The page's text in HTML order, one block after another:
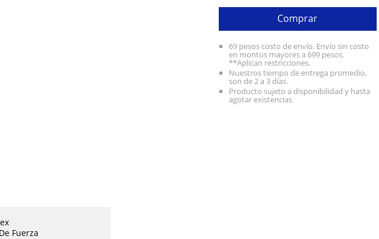
Comprar
69 pesos costo de envío. Envío sin costo
en montos mayores a 699 pesos.
**Aplican restricciones.
Nuestros tiempo de entrega promedio,
son de 2 a 3 días.
Producto sujeto a disponibilidad y hasta
agotar existencias
Fuerza